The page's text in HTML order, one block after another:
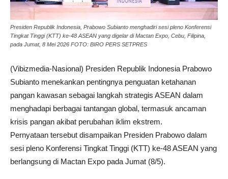
Presiden Republik Indonesia, Prabowo Subianto menghadiri sesi pleno Konferensi
Tingkat Tinggi (KTT) ke-48 ASEAN yang digelar di Mactan Expo, Cebu, Filipina,
pada Jumat, 8 Mei 2026 FOTO: BIRO PERS SETPRES
(Vibizmedia-Nasional) Presiden Republik Indonesia Prabowo
Subianto menekankan pentingnya penguatan ketahanan
pangan kawasan sebagai langkah strategis ASEAN dalam
menghadapi berbagai tantangan global, termasuk ancaman
krisis pangan akibat perubahan iklim ekstrem.
Pernyataan tersebut disampaikan Presiden Prabowo dalam
sesi pleno Konferensi Tingkat Tinggi (KTT) ke-48 ASEAN yang
berlangsung di Mactan Expo pada Jumat (8/5).